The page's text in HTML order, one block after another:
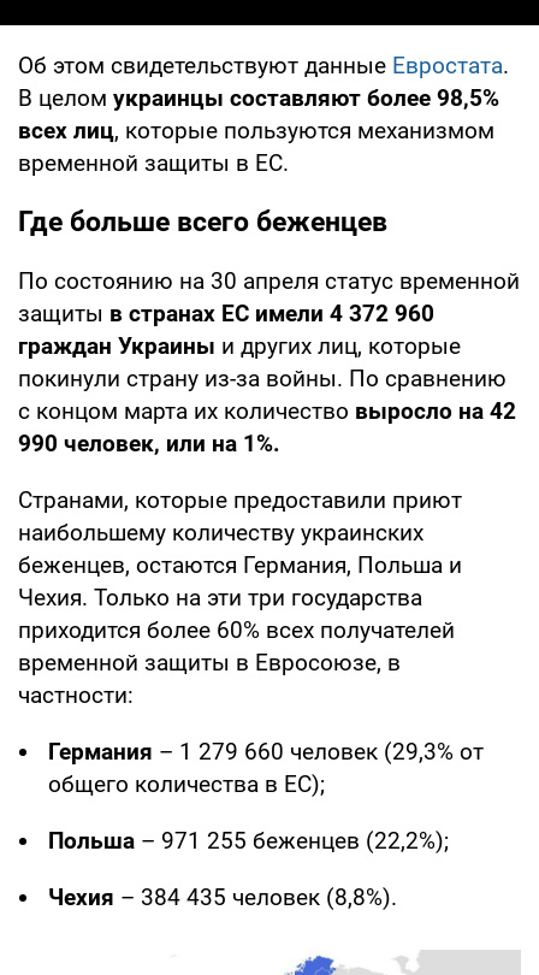
Об этом свидетельствуют данные Евростата.
В целом украинцы составляют более 98,5%
всех лиц, которые пользуются механизмом
временной защиты в ЕС.
Где больше всего беженцев
По состоянию на 30 апреля статус временной
защиты в странах ЕС имели 4 372 960
граждан Украины и других лиц, которые
покинули страну из-за войны. По сравнению
с концом марта их количество выросло на 42
990 человек, или на 1%.
Странами, которые предоставили приют
наибольшему количеству украинских
беженцев, остаются Германия, Польша и
Чехия. Только на эти три государства
приходится более 60% всех получателей
временной защиты в Евросоюзе, в
частности:
Германия – 1 279 660 человек (29,3% от
общего количества в ЕС);
Польша – 971 255 беженцев (22,2%);
Чехия – 384 435 человек (8,8%).